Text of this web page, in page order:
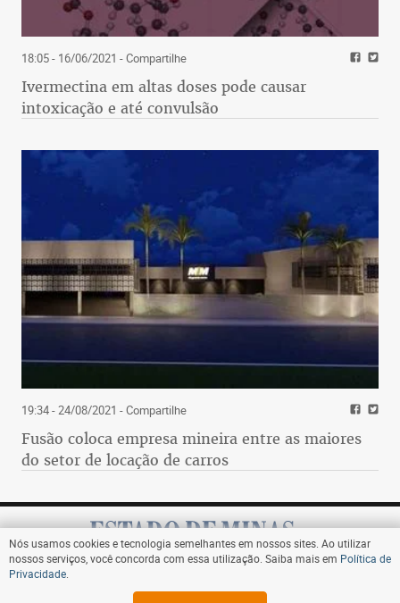
18:05 - 16/06/2021 - Compartilhe
Ivermectina em altas doses pode causar
intoxicação e até convulsão
19:34 - 24/08/2021 - Compartilhe
Fusão coloca empresa mineira entre as maiores
do setor de locação de carros
Assine
Nós usamos cookies e tecnologia semelhantes em nossos sites. Ao utilizar
nossos serviços, você concorda com essa utilização. Saiba mais em Política de
Privacidade